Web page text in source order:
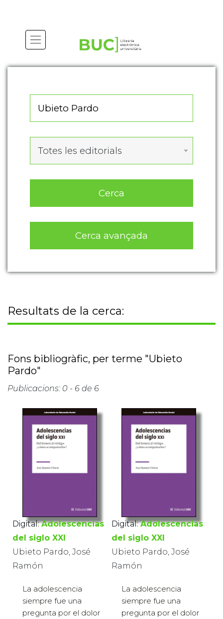
Totes les editorials
Cerca
Cerca avançada
Resultats de la cerca:
Fons bibliogràfic, per terme "Ubieto
Pardo"
Publicacions: 0 - 6 de 6
Digital: Adolescencias
del siglo XXI
Ubieto Pardo, José
Ramón
La adolescencia
siempre fue una
pregunta por el dolor
Digital: Adolescencias
del siglo XXI
Ubieto Pardo, José
Ramón
La adolescencia
siempre fue una
pregunta por el dolor